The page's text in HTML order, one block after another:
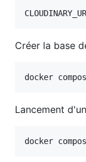
Créer la base
docker
Lancement
docker